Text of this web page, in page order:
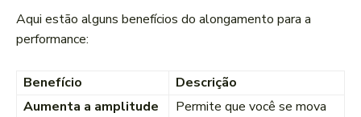
Aqui estão alguns benefícios do alongamento para a
performance:
Benefício
Descrição
Aumenta a amplitude
Permite que você se mova